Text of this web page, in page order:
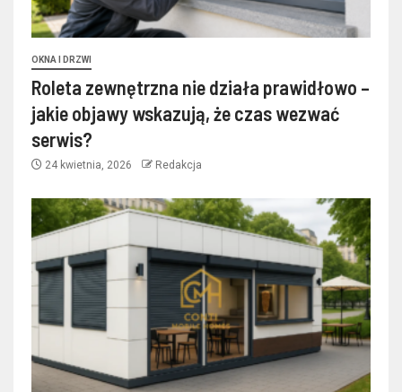
OKNA I DRZWI
Roleta zewnętrzna nie działa prawidłowo –
jakie objawy wskazują, że czas wezwać
serwis?
24 kwietnia, 2026 Redakcja